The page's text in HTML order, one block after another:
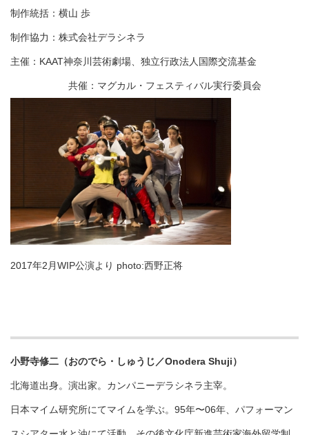
制作統括：横山 歩
制作協力：株式会社デラシネラ
主催：KAAT神奈川芸術劇場、独立行政法人国際交流基金
共催：マグカル・フェスティバル実行委員会
2017年2月WIP公演より photo:西野正将
小野寺修二（おのでら・しゅうじ／Onodera Shuji）
北海道出身。演出家。カンパニーデラシネラ主宰。
日本マイム研究所にてマイムを学ぶ。95年〜06年、パフォーマン